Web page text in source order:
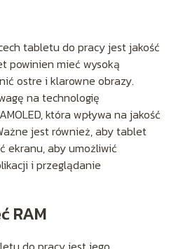
tabletu do pracy jest jakość
powinien mieć wysoką
ostre i klarowne obrazy.
na technologię
która wpływa na jakość
jest również, aby tablet
ekranu, aby umożliwić
i przeglądanie
RAM